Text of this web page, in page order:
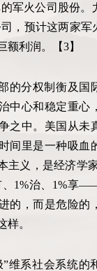
军火公司股份。
，预计这两家军
额利润。【3】
的分权制衡及国
中心和稳定重心
之中。美国从未
间里是一种吸血
主义，是经济学
、1%治、1%享
的，而是危险的
样。
”维系社会系统的